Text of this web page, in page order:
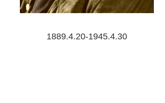
1889.4.20-1945.4.30